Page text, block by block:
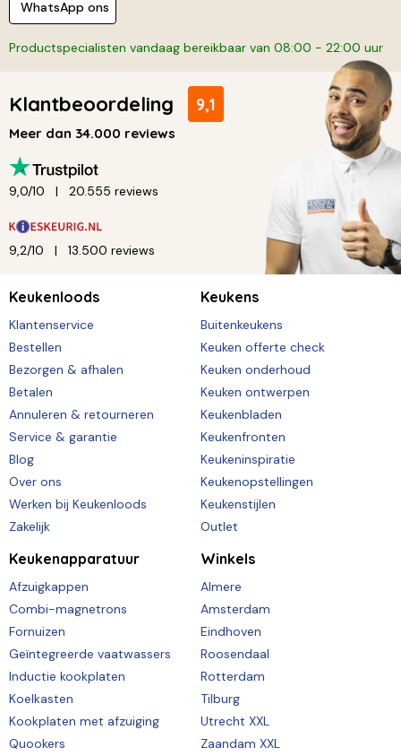
WhatsApp ons
Productspecialisten vandaag bereikbaar van 08:00 - 22:00 uur
Klantbeoordeling 9,1
Meer dan 34.000 reviews
9,0/10 20.555 reviews
9,2/10 13.500 reviews
Keukenloods
Klantenservice
Bestellen
Bezorgen & afhalen
Betalen
Annuleren & retourneren
Service & garantie
Blog
Over ons
Werken bij Keukenloods
Zakelijk
Keukens
Buitenkeukens
Keuken offerte check
Keuken onderhoud
Keuken ontwerpen
Keukenbladen
Keukenfronten
Keukeninspiratie
Keukenopstellingen
Keukenstijlen
Outlet
Keukenapparatuur
Afzuigkappen
Combi-magnetrons
Fornuizen
Geïntegreerde vaatwassers
Inductie kookplaten
Koelkasten
Kookplaten met afzuiging
Quookers
Winkels
Almere
Amsterdam
Eindhoven
Roosendaal
Rotterdam
Tilburg
Utrecht XXL
Zaandam XXL